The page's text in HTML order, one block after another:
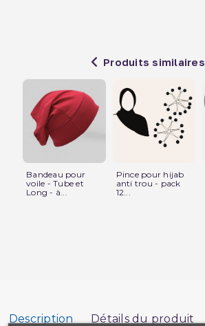
Produits similaires
Bandeau pour
voile - Tube et
Long - à...
Pince pour hijab
anti trou - pack
12...
Description Détails du produit